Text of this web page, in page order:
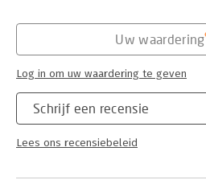
Schrijf een recensie
Lees ons recensiebeleid
Uw waardering
Log in om uw waardering te geven